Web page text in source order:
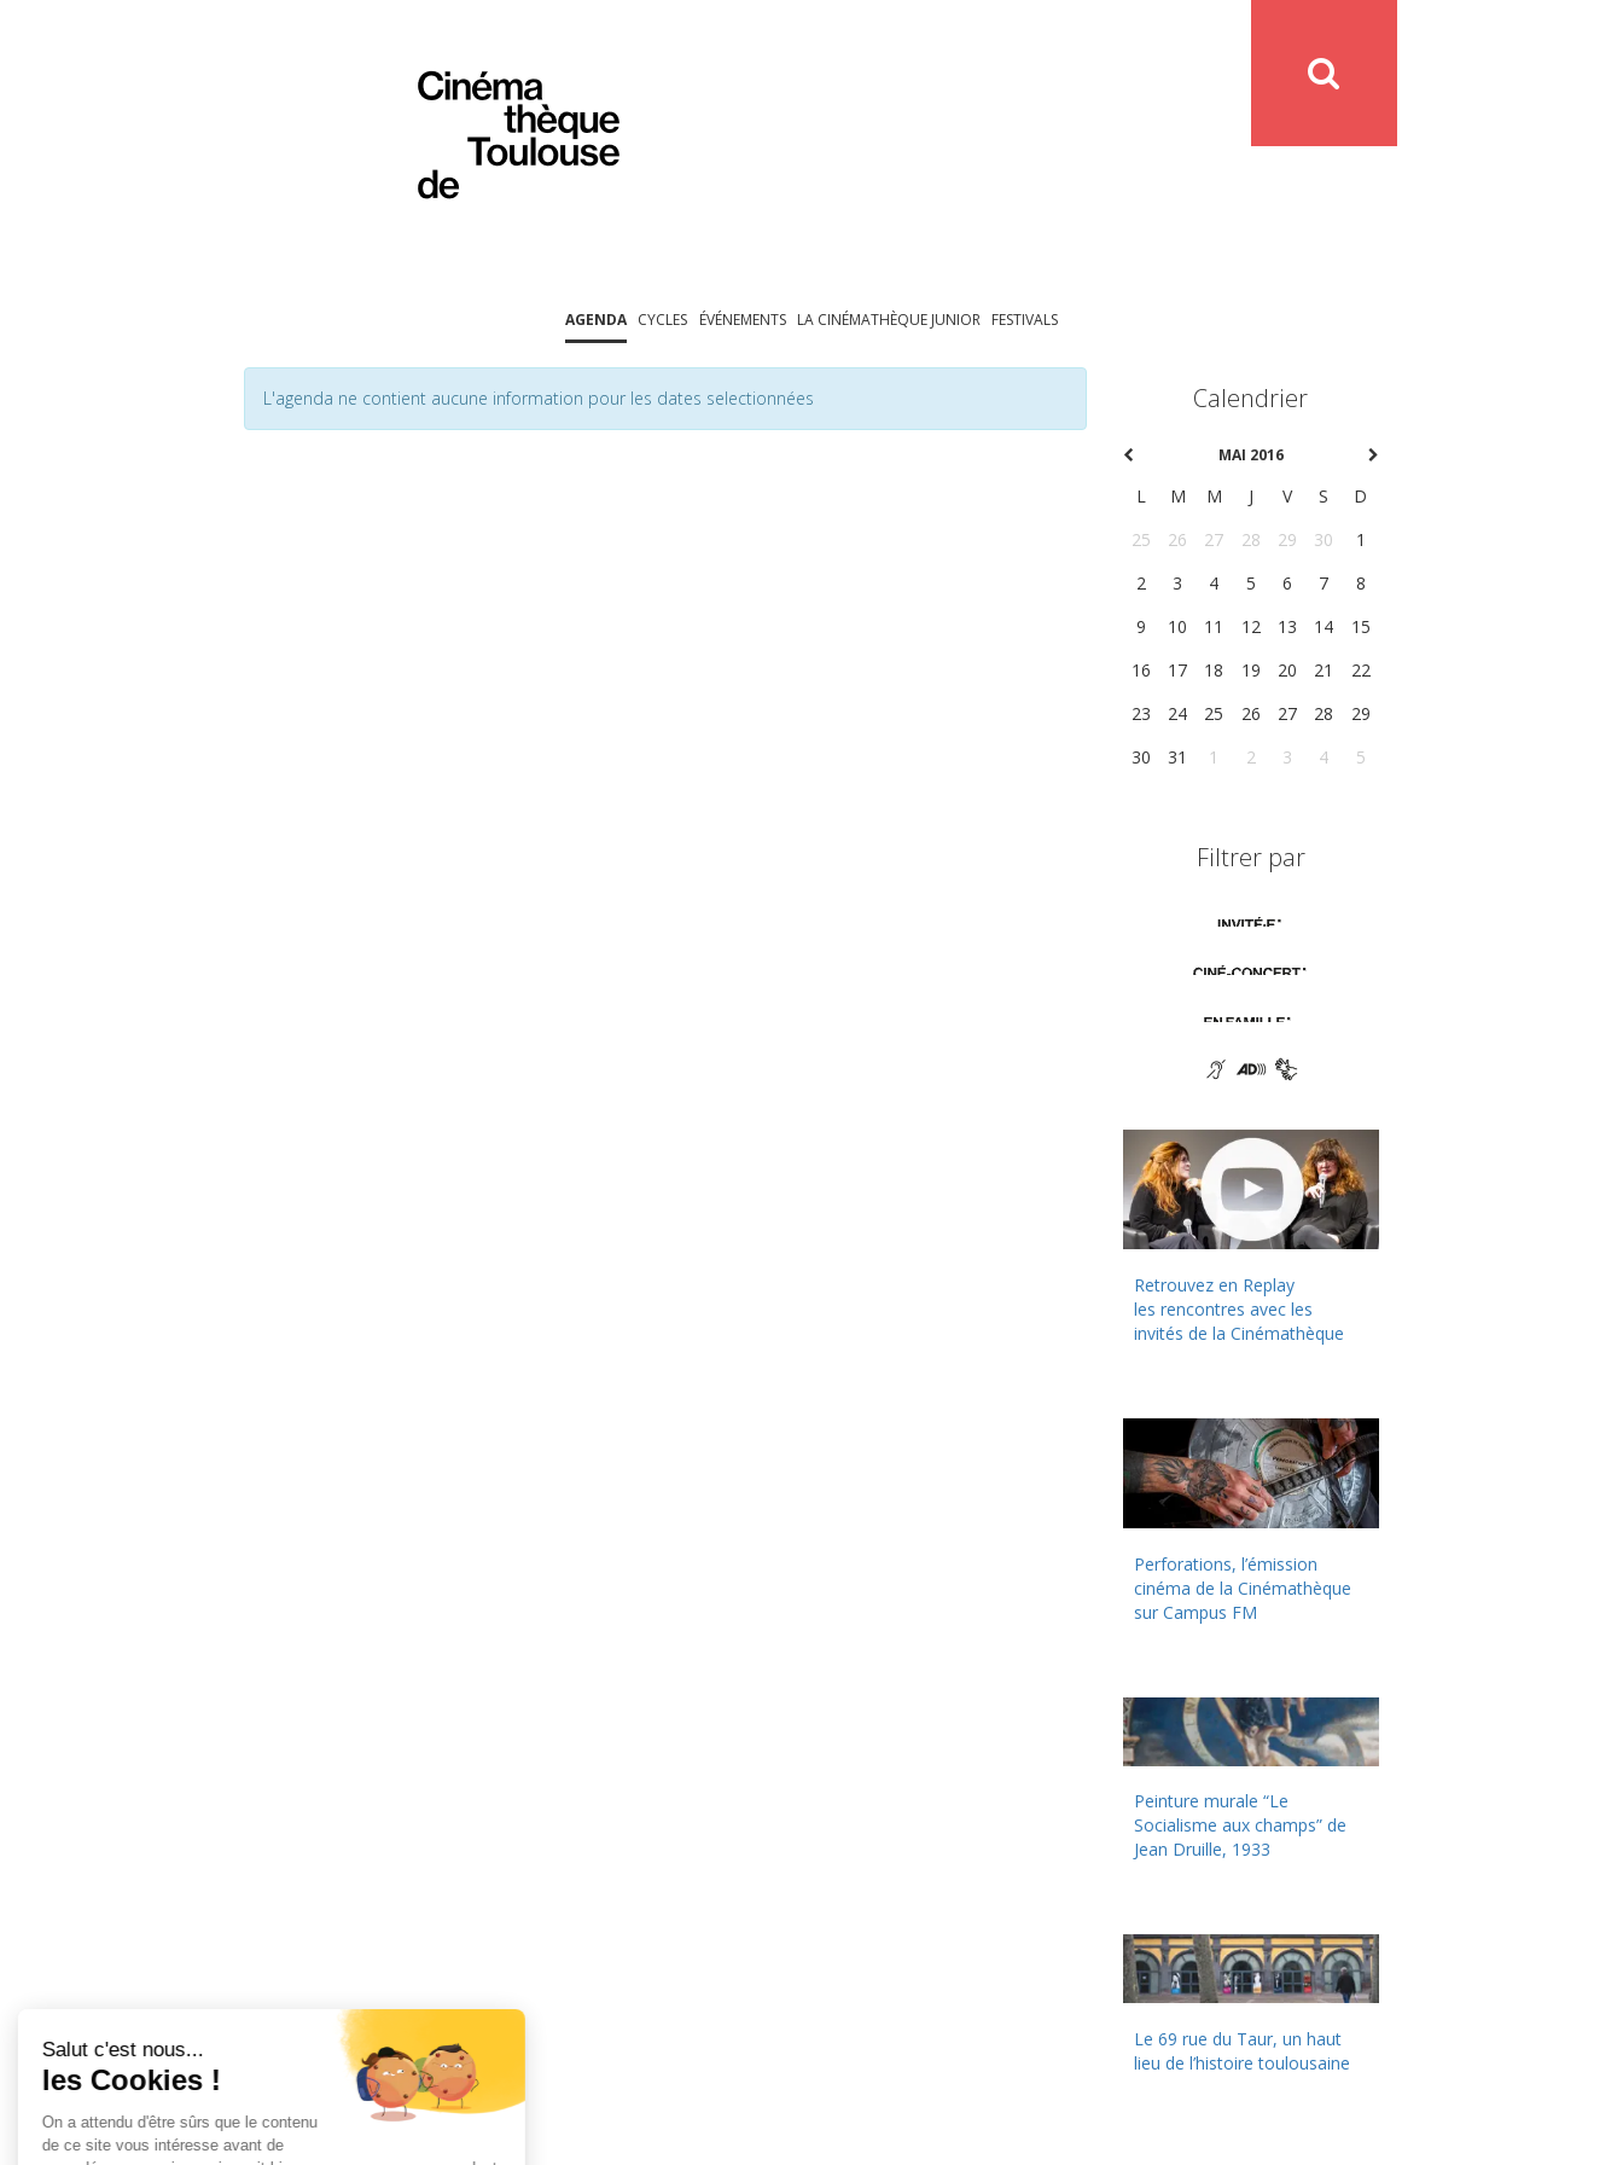
AGENDA CYCLES ÉVÉNEMENTS LA CINÉMATHÈQUE JUNIOR FESTIVALS
L'agenda ne contient aucune information pour les dates selectionnées Calendrier
MAI 2016
L M M J V S
D
25
26 27 28 29 30
1
2
3 4 5 6 7
8
9
10 11 12 13 14
15
16
17 18 19 20 21
22
23
24 25 26 27 28
29
30
31 1 2 3 4 5
Filtrer par
Retrouvez en Replay
les rencontres avec les
invités de la Cinémathèque
Perforations, l’émission
cinéma de la Cinémathèque
sur Campus FM
Peinture murale “Le
Socialisme aux champs” de
Jean Druille, 1933
Le 69 rue du Taur, un haut
lieu de l’histoire toulousaine